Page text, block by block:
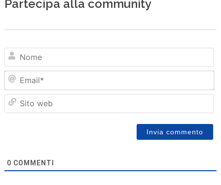
Partecipa alla community
0 COMMENTI